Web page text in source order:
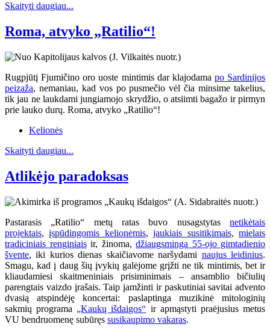
Skaityti daugiau...
Roma, atvyko „Ratilio“!
Rugpjūtį Fjumičino oro uoste mintimis dar klajodama po Sardinijos
peizažą, nemaniau, kad vos po pusmečio vėl čia minsime takelius,
tik jau ne laukdami jungiamojo skrydžio, o atsiimti bagažo ir pirmyn
prie lauko durų. Roma, atvyko „Ratilio“!
Kelionės
Skaityti daugiau...
Atlikėjo paradoksas
Pastarasis „Ratilio“ metų ratas buvo nusagstytas netikėtais
projektais,įspūdingomis kelionėmis,jaukiais susitikimais,mielais
tradiciniais renginiaisir, žinoma, džiaugsminga 55-ojo gimtadienio
švente, iki kurios dienas skaičiavome naršydami naujus leidinius.
Smagu, kad į daug šių įvykių galėjome grįžti ne tik mintimis, bet ir
kliaudamiesi skaitmeniniais prisiminimais – ansamblio bičiulių
parengtais vaizdo įrašais. Taip įamžinti ir paskutiniai savitai advento
dvasią atspindėję koncertai: paslaptinga muzikinė mitologinių
sakmių programa „Kaukų išdaigos“ ir apmąstyti praėjusius metus
VU bendruomenę subūręs susikaupimo vakaras.